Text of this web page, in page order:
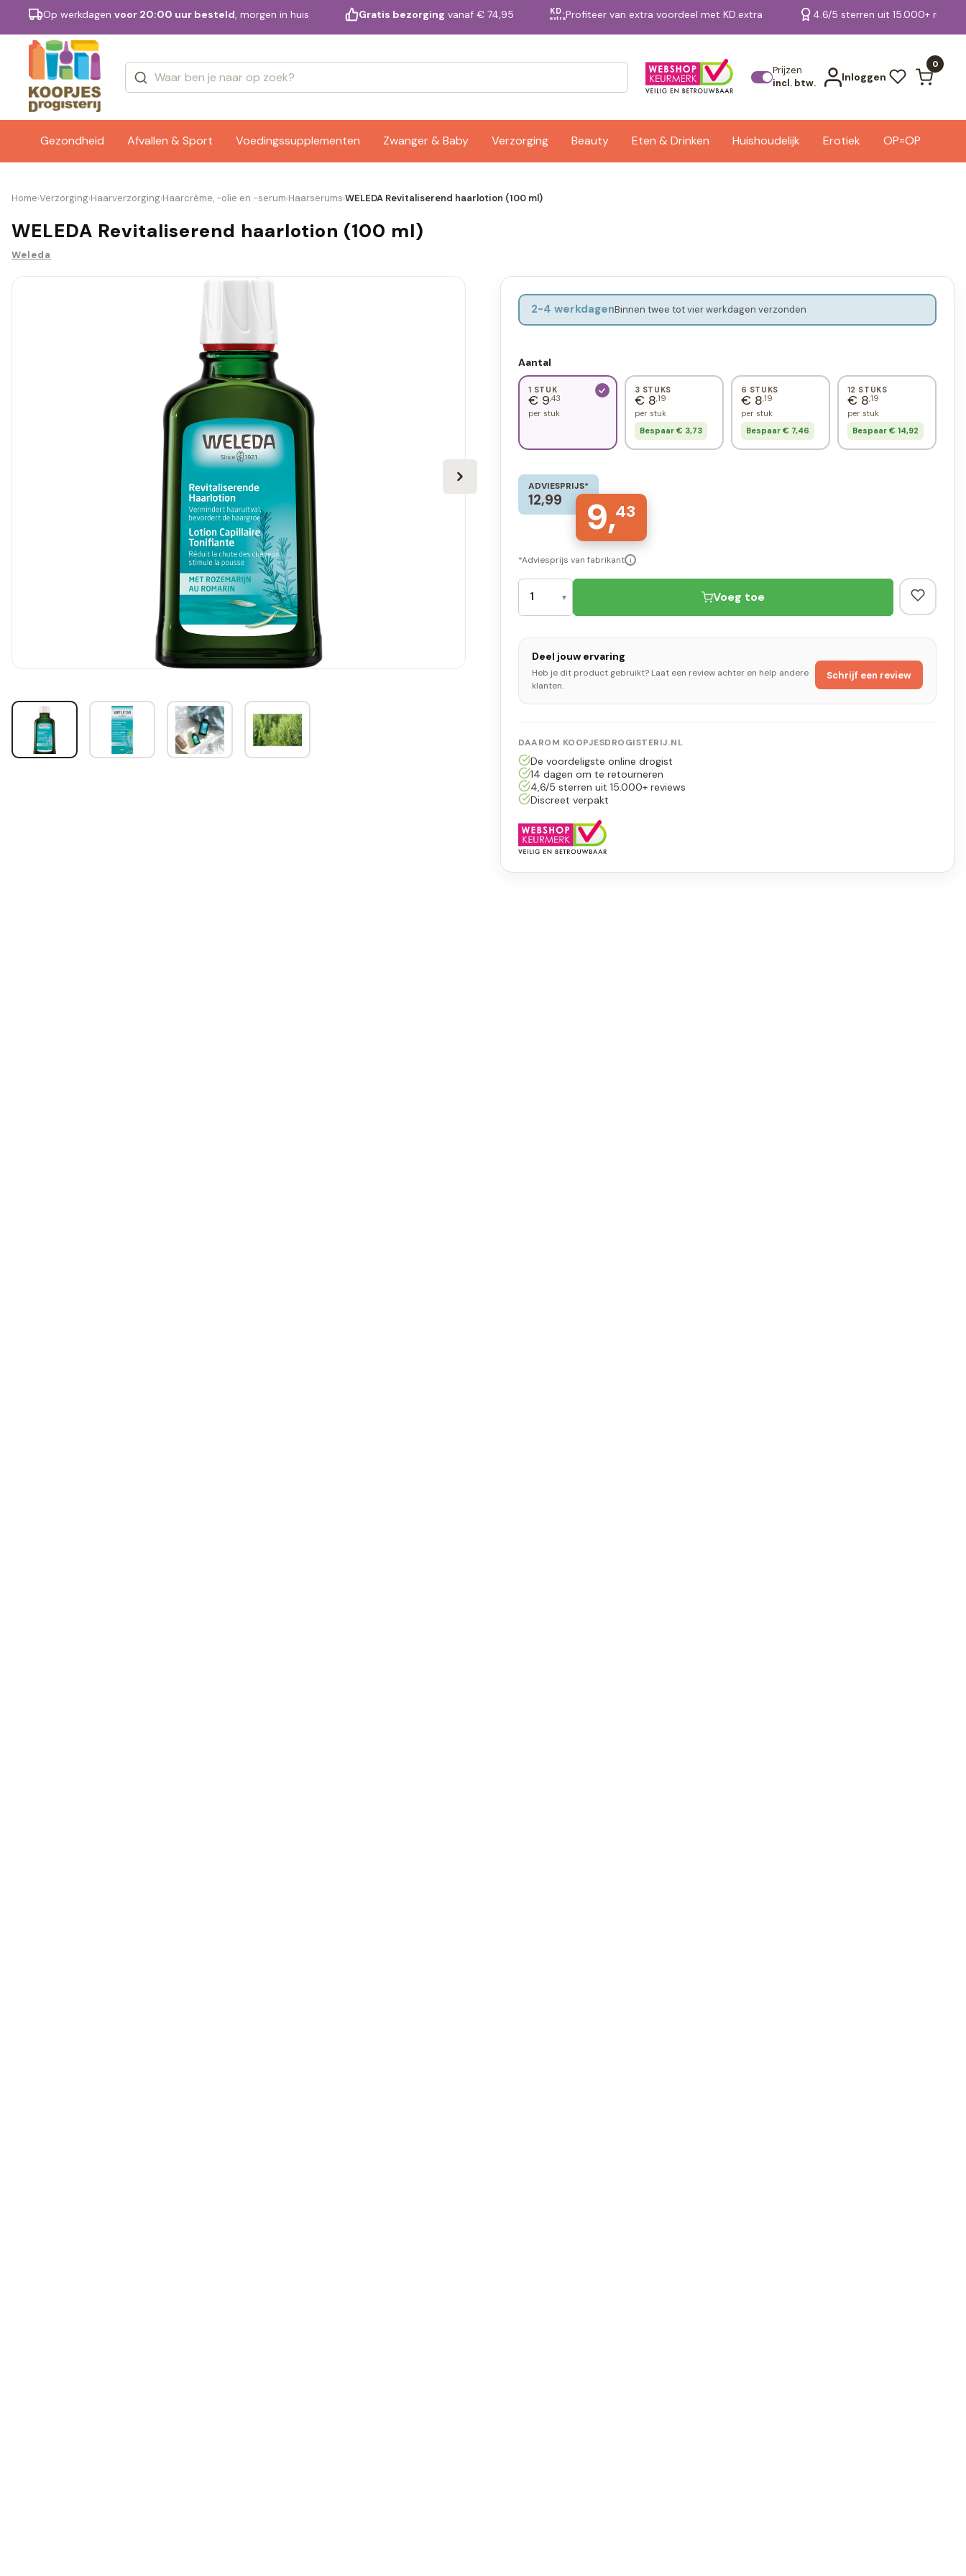
Op werkdagen voor 20:00 uur besteld, morgen in huis Gratis bezorging vanaf € 74,95 KD.
extraProfiteer van extra voordeel met KD.extra 4.6/5 sterren uit 15.000+
Prijzen
incl. btw.
Inloggen
0
Gezondheid Afvallen & Sport Voedingssupplementen Zwanger & Baby Verzorging Beauty Eten & Drinken Huishoudelijk Erotiek OP=OP
Merken Bekijk alle resultaten
Home›Verzorging›Haarverzorging›Haarcrème, -olie en -serum›Haarserums›WELEDA Revitaliserend haarlotion (100 ml)
WELEDA Revitaliserend haarlotion (100 ml)
Weleda
2-4 werkdagenBinnen twee tot vier werkdagen verzonden
Aantal
1 STUK
€ 9,43
per stuk
3 STUKS
€ 8,19
per stuk
Bespaar € 3,73
6 STUKS
€ 8,19
per stuk
Bespaar € 7,46
12 STUKS
€ 8,19
per stuk
Bespaar € 14,92
ADVIESPRIJS*
12,99 9,43
*Adviesprijs van fabrikant i
Voeg toe
Deel jouw ervaring
Heb je dit product gebruikt? Laat een review achter en help andere
klanten.
Schrijf een review
DAAROM KOOPJESDROGISTERIJ.NL
De voordeligste online drogist
14 dagen om te retourneren
4,6/5 sterren uit 15.000+ reviews
Discreet verpakt